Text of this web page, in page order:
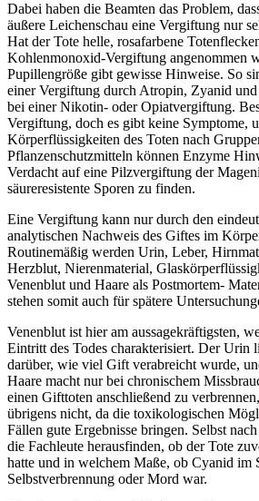
Dabei haben die Beamten das Problem,
äußere Leichenschau eine Vergiftung nur
Hat der Tote helle, rosafarbene
Kohlenmonoxid-Vergiftung angenommen
Pupillengröße gibt gewisse Hinweise. So
einer Vergiftung durch Atropin, Zyanid
bei einer Nikotin- oder Opiatvergiftung.
Vergiftung, doch es gibt keine Symptome,
Körperflüssigkeiten des Toten nach
Pflanzenschutzmitteln können Enzyme
Verdacht auf eine Pilzvergiftung der
säureresistente Sporen zu finden.
Eine Vergiftung kann nur durch den
analytischen Nachweis des Giftes im
Routinemäßig werden Urin, Leber,
Herzblut, Nierenmaterial,
Venenblut und Haare als Postmortem-
stehen somit auch für spätere
Venenblut ist hier am aussagekräftigsten,
Eintritt des Todes charakterisiert. Der Urin
darüber, wie viel Gift verabreicht wurde,
Haare macht nur bei chronischem
einen Gifttoten anschließend zu
übrigens nicht, da die toxikologischen
Fällen gute Ergebnisse bringen. Selbst
die Fachleute herausfinden, ob der Tote
hatte und in welchem Maße, ob Cyanid im
Selbstverbrennung oder Mord war.